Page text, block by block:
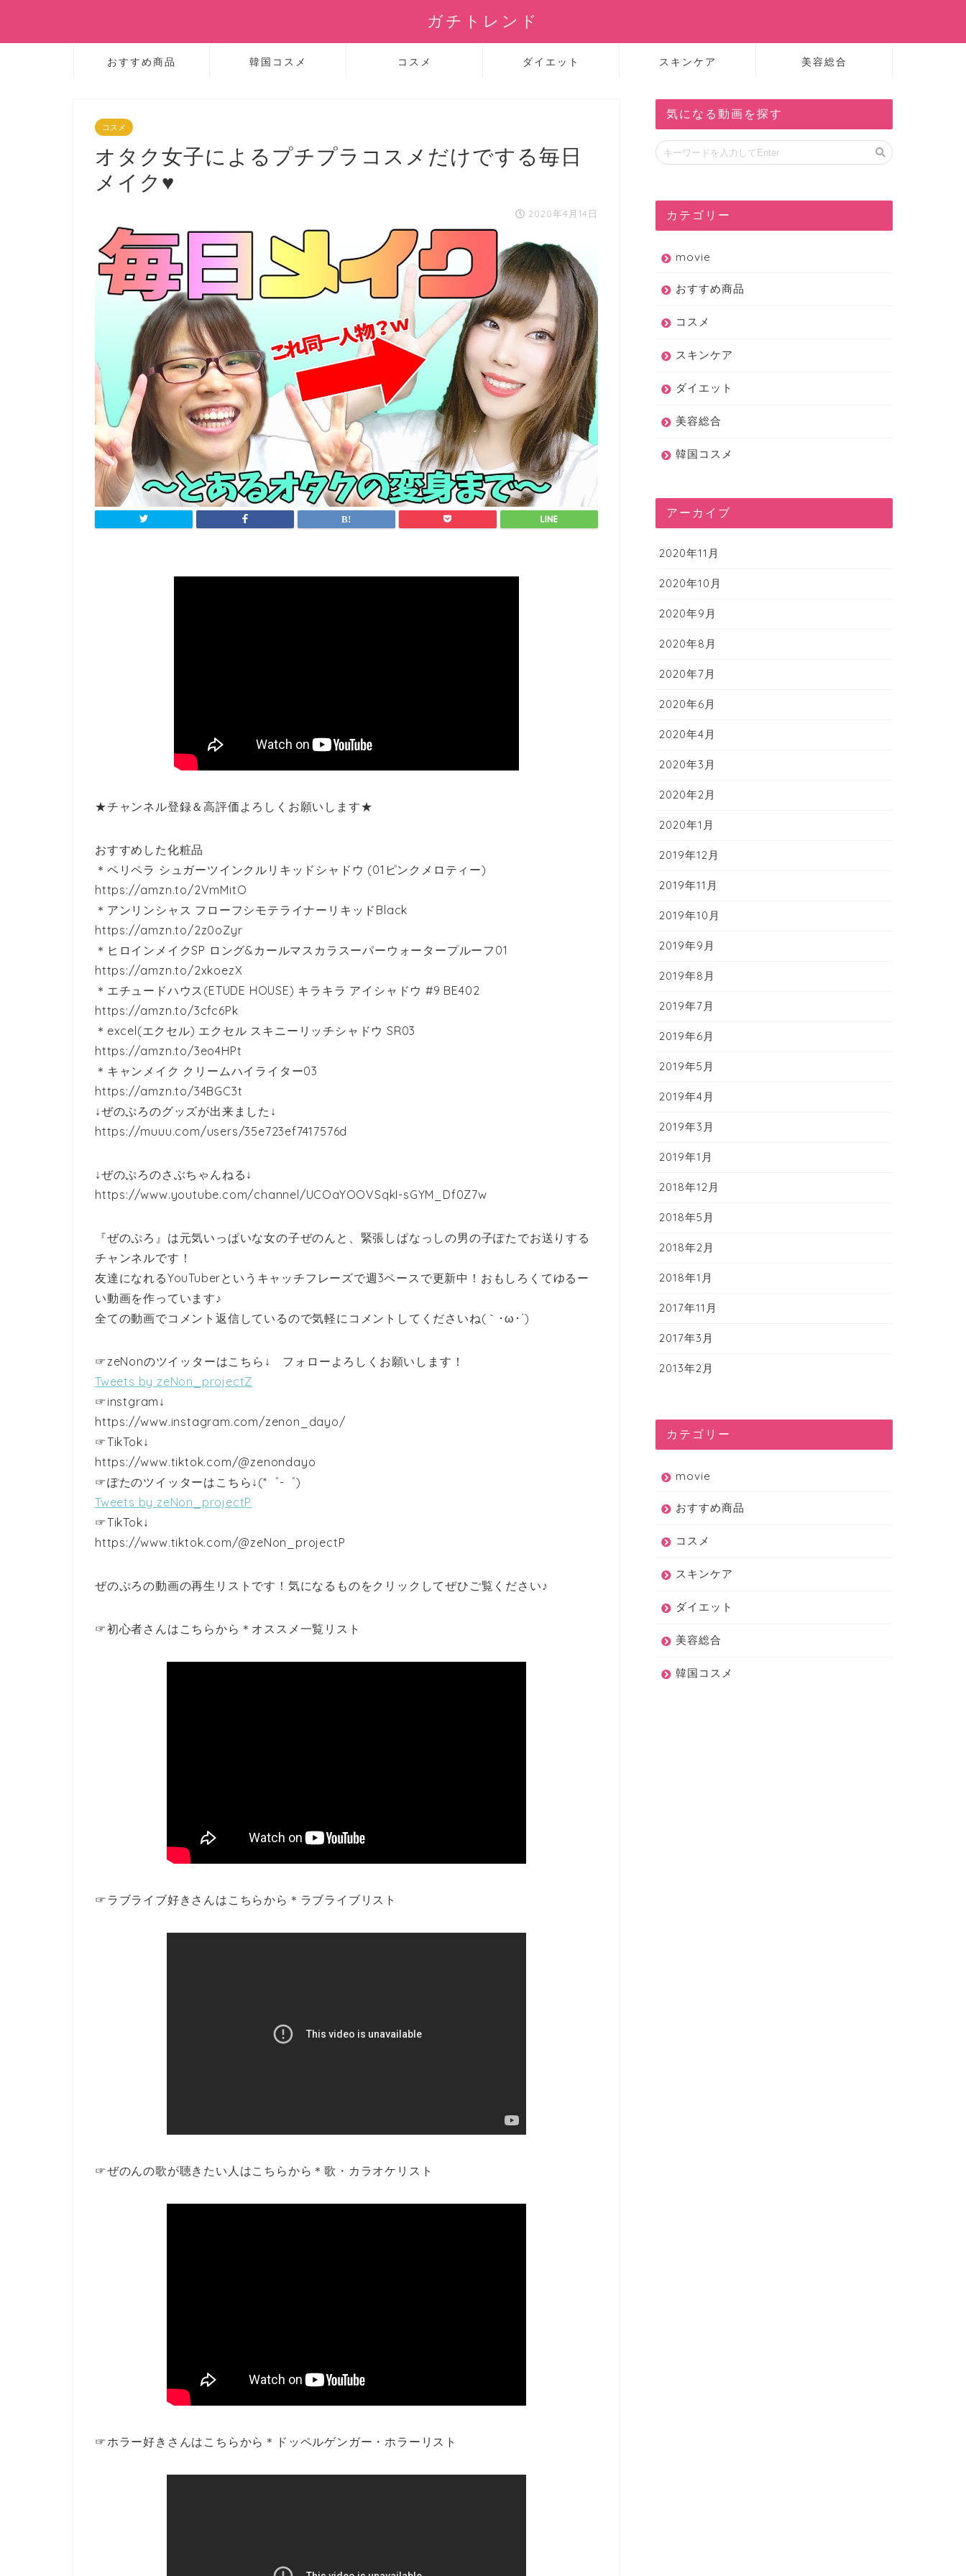
ガチトレンド
おすすめ商品 韓国コスメ コスメ ダイエット スキンケア 美容総合
コスメ
オタク女子によるプチプラコスメだけでする毎日
メイク♥
2020年4月14日
★チャンネル登録＆高評価よろしくお願いします★
おすすめした化粧品
＊ペリペラ シュガーツインクルリキッドシャドウ (01ピンクメロティー)
https://amzn.to/2VmMitO
＊アンリンシャス フローフシモテライナーリキッドBlack
https://amzn.to/2z0oZyr
＊ヒロインメイクSP ロング&カールマスカラスーパーウォータープルーフ01
https://amzn.to/2xkoezX
＊エチュードハウス(ETUDE HOUSE) キラキラ アイシャドウ #9 BE402
https://amzn.to/3cfc6Pk
＊excel(エクセル) エクセル スキニーリッチシャドウ SR03
https://amzn.to/3eo4HPt
＊キャンメイク クリームハイライター03
https://amzn.to/34BGC3t
↓ぜのぷろのグッズが出来ました↓
https://muuu.com/users/35e723ef7417576d
↓ぜのぷろのさぶちゃんねる↓
https://www.youtube.com/channel/UCOaYOOVSqkI-sGYM_Df0Z7w
『ぜのぷろ』は元気いっぱいな女の子ぜのんと、緊張しぱなっしの男の子ぽたでお送りする
チャンネルです！
友達になれるYouTuberというキャッチフレーズで週3ペースで更新中！おもしろくてゆるー
い動画を作っています♪
全ての動画でコメント返信しているので気軽にコメントしてくださいね(｀･ω･´)
☞zeNonのツイッターはこちら↓ フォローよろしくお願いします！
Tweets by zeNon_projectZ
☞instgram↓
https://www.instagram.com/zenon_dayo/
☞TikTok↓
https://www.tiktok.com/@zenondayo
☞ぽたのツイッターはこちら↓(*゜-゜)
Tweets by zeNon_projectP
☞TikTok↓
https://www.tiktok.com/@zeNon_projectP
ぜのぷろの動画の再生リストです！気になるものをクリックしてぜひご覧ください♪
☞初心者さんはこちらから＊オススメ一覧リスト
☞ラブライブ好きさんはこちらから＊ラブライブリスト
☞ぜのんの歌が聴きたい人はこちらから＊歌・カラオケリスト
☞ホラー好きさんはこちらから＊ドッペルゲンガー・ホラーリスト
気になる動画を探す
カテゴリー
movie
おすすめ商品
コスメ
スキンケア
ダイエット
美容総合
韓国コスメ
アーカイブ
2020年11月
2020年10月
2020年9月
2020年8月
2020年7月
2020年6月
2020年4月
2020年3月
2020年2月
2020年1月
2019年12月
2019年11月
2019年10月
2019年9月
2019年8月
2019年7月
2019年6月
2019年5月
2019年4月
2019年3月
2019年1月
2018年12月
2018年5月
2018年2月
2018年1月
2017年11月
2017年3月
2013年2月
カテゴリー
movie
おすすめ商品
コスメ
スキンケア
ダイエット
美容総合
韓国コスメ